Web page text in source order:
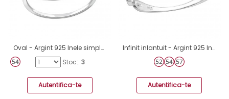
Oval - Argint 925 Inele simple A4S35707
Stoc:: 3
Autentifica-te
Infinit inlantuit - Argint 925 Inele Simple A4S44600
Autentifica-te